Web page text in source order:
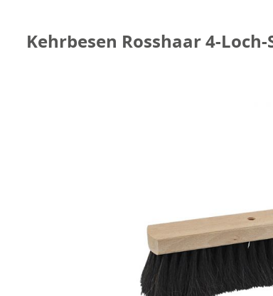
Kehrbesen Rosshaar 4-